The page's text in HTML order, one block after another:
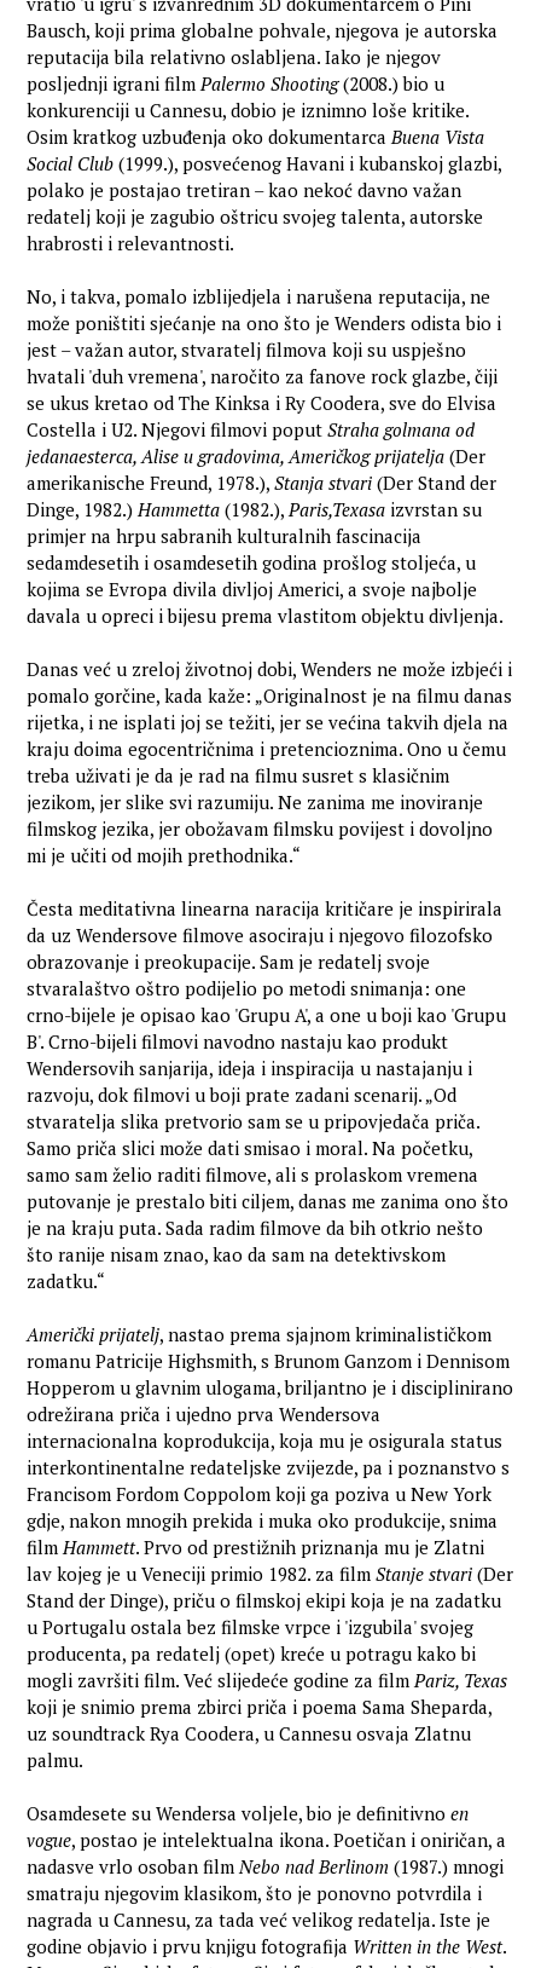
Bausch, koji prima globalne pohvale, njegova je autorska
reputacija bila relativno oslabljena. Iako je njegov
posljednji igrani filmPalermo Shooting(2008.) bio u
konkurenciji u Cannesu, dobio je iznimno loše kritike.
Osim kratkog uzbuđenja oko dokumentarcaBuena Vista
Social Club (1999.), posvećenog Havani i kubanskoj glazbi,
polako je postajao tretiran – kao nekoć davno važan
redatelj koji je zagubio oštricu svojeg talenta, autorske
hrabrosti i relevantnosti.
No, i takva, pomalo izblijedjela i narušena reputacija, ne
može poništiti sjećanje na ono što je Wenders odista bio i
jest – važan autor, stvaratelj filmova koji su uspješno
hvatali 'duh vremena', naročito za fanove rock glazbe, čiji
se ukus kretao od The Kinksa i Ry Coodera, sve do Elvisa
Costella i U2. Njegovi filmovi poputStraha golmana od
jedanaesterca, Alise u gradovima, Američkog prijatelja (Der
amerikanische Freund, 1978.),Stanja stvari (Der Stand der
Dinge, 1982.)Hammetta (1982.),Paris,Texasa izvrstan su
primjer na hrpu sabranih kulturalnih fascinacija
sedamdesetih i osamdesetih godina prošlog stoljeća, u
kojima se Evropa divila divljoj Americi, a svoje najbolje
davala u opreci i bijesu prema vlastitom objektu divljenja.
Danas već u zreloj životnoj dobi, Wenders ne može izbjeći i
pomalo gorčine, kada kaže: „Originalnost je na filmu danas
rijetka, i ne isplati joj se težiti, jer se većina takvih djela na
kraju doima egocentričnima i pretencioznima. Ono u čemu
treba uživati je da je rad na filmu susret s klasičnim
jezikom, jer slike svi razumiju. Ne zanima me inoviranje
filmskog jezika, jer obožavam filmsku povijest i dovoljno
mi je učiti od mojih prethodnika.“
Česta meditativna linearna naracija kritičare je inspirirala
da uz Wendersove filmove asociraju i njegovo filozofsko
obrazovanje i preokupacije. Sam je redatelj svoje
stvaralaštvo oštro podijelio po metodi snimanja: one
crno-bijele je opisao kao 'Grupu A', a one u boji kao 'Grupu
B'. Crno-bijeli filmovi navodno nastaju kao produkt
Wendersovih sanjarija, ideja i inspiracija u nastajanju i
razvoju, dok filmovi u boji prate zadani scenarij. „Od
stvaratelja slika pretvorio sam se u pripovjedača priča.
Samo priča slici može dati smisao i moral. Na početku,
samo sam želio raditi filmove, ali s prolaskom vremena
putovanje je prestalo biti ciljem, danas me zanima ono što
je na kraju puta. Sada radim filmove da bih otkrio nešto
što ranije nisam znao, kao da sam na detektivskom
zadatku.“
Američki prijatelj, nastao prema sjajnom kriminalističkom
romanu Patricije Highsmith, s Brunom Ganzom i Dennisom
Hopperom u glavnim ulogama, briljantno je i disciplinirano
odrežirana priča i ujedno prva Wendersova
internacionalna koprodukcija, koja mu je osigurala status
interkontinentalne redateljske zvijezde, pa i poznanstvo s
Francisom Fordom Coppolom koji ga poziva u New York
gdje, nakon mnogih prekida i muka oko produkcije, snima
filmHammett. Prvo od prestižnih priznanja mu je Zlatni
lav kojeg je u Veneciji primio 1982. za filmStanje stvari (Der
Stand der Dinge), priču o filmskoj ekipi koja je na zadatku
u Portugalu ostala bez filmske vrpce i 'izgubila' svojeg
producenta, pa redatelj (opet) kreće u potragu kako bi
mogli završiti film. Već slijedeće godine za filmPariz, Texas
koji je snimio prema zbirci priča i poema Sama Sheparda,
uz soundtrack Rya Coodera, u Cannesu osvaja Zlatnu
palmu.
Osamdesete su Wendersa voljele, bio je definitivnoen
vogue, postao je intelektualna ikona. Poetičan i oniričan, a
nadasve vrlo osoban filmNebo nad Berlinom (1987.) mnogi
smatraju njegovim klasikom, što je ponovno potvrdila i
nagrada u Cannesu, za tada već velikog redatelja. Iste je
godine objavio i prvu knjigu fotografija Written in the West.